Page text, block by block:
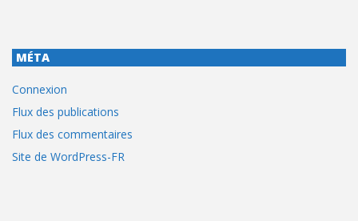
MÉTA
Connexion
Flux des publications
Flux des commentaires
Site de WordPress-FR